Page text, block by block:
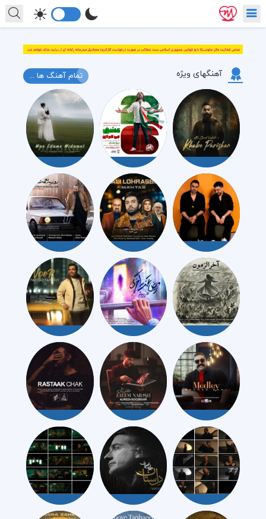
آهنگهای ویژه تمام آهنگ ها ...